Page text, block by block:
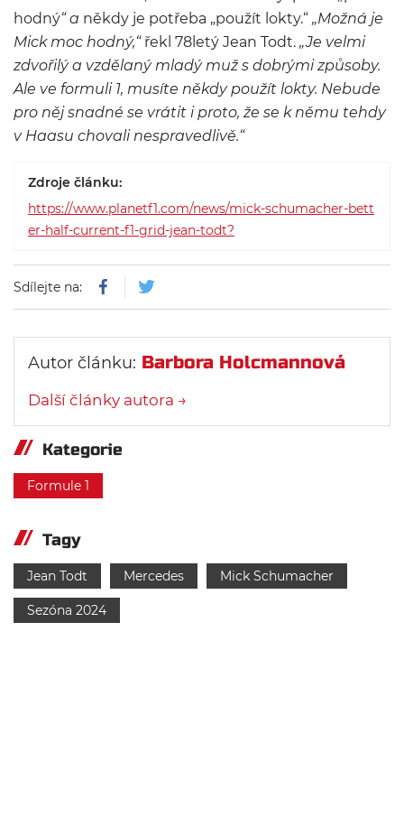
hodný“ a někdy je potřeba „použít lokty.“ „Možná je
Mick moc hodný,“řekl 78letý Jean Todt. „Je velmi
zdvořilý a vzdělaný mladý muž s dobrými způsoby.
Ale ve formuli 1, musíte někdy použít lokty. Nebude
pro něj snadné se vrátit i proto, že se k němu tehdy
v Haasu chovali nespravedlivě.“
Zdroje článku:
https://www.planetf1.com/news/mick-schumacher-bett
er-half-current-f1-grid-jean-todt?
Sdílejte na:
Autor článku: Barbora Holcmannová
Další články autora →
Kategorie
Formule 1
Tagy
Jean Todt Mercedes Mick Schumacher
Sezóna 2024